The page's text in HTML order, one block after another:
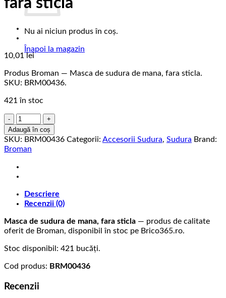
Nu ai niciun produs în coș.
Înapoi la magazin
fara sticla
10,01 lei
Produs Broman — Masca de sudura de mana, fara sticla.
SKU: BRM00436.
421 în stoc
Cantitate
Masca
de
sudura
mana,
fara
Adaugă în coș
SKU: BRM00436 Categorii: Accesorii Sudura, Sudura Brand:
Broman
Descriere
Recenzii (0)
Masca de sudura de mana, fara sticla — produs de calitate
oferit de Broman, disponibil în stoc pe Brico365.ro.
Stoc disponibil: 421 bucăți.
Cod produs: BRM00436
Recenzii